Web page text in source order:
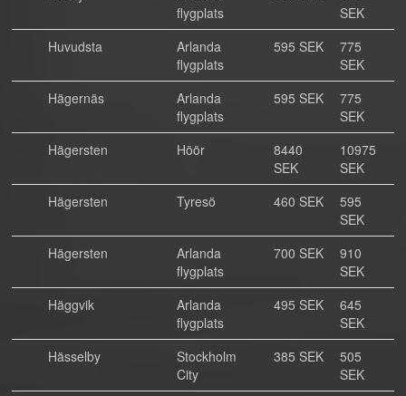
flygplats
SEK
Huvudsta
Arlanda
flygplats
595 SEK
775
SEK
Hägernäs
Arlanda
flygplats
595 SEK
775
SEK
Hägersten
Höör
8440
SEK
10975
SEK
Hägersten
Tyresö 460 SEK
595
SEK
Hägersten
Arlanda
flygplats
700 SEK
910
SEK
Häggvik
Arlanda
flygplats
495 SEK
645
SEK
Hässelby
Stockholm
City
385 SEK
505
SEK